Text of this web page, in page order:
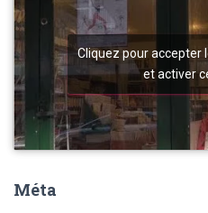
Cliquez pour accepter
et activer
Méta